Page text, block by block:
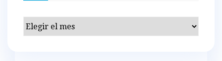
Archivos